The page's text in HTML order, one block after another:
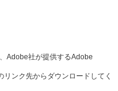
Adobe社が提供するAdobe
ンク先からダウンロードしてく